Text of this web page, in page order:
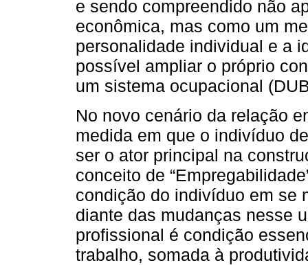
e sendo compreendido não
econômica, mas como um
personalidade individual e a
possível ampliar o próprio
um sistema ocupacional
No novo cenário da relação
medida em que o indivíduo
ser o ator principal na
conceito de
condição do indivíduo em se
diante das mudanças nesse
profissional é condição
trabalho, somada à